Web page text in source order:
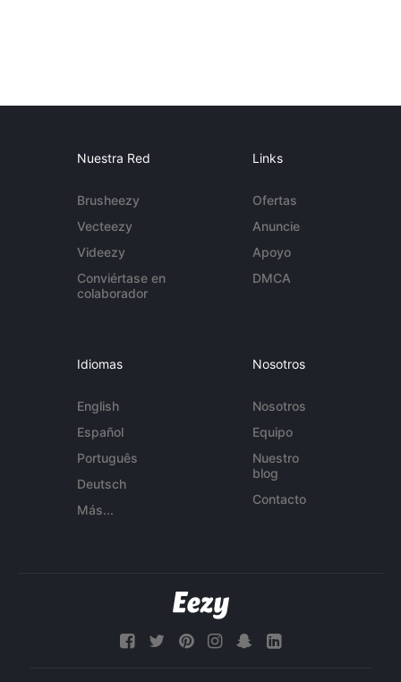
Nuestra Red
Brusheezy
Vecteezy
Videezy
Conviértase en
colaborador
Links
Ofertas
Anuncie
Apoyo
DMCA
Idiomas
English
Español
Português
Deutsch
Más...
Nosotros
Nosotros
Equipo
Nuestro
blog
Contacto